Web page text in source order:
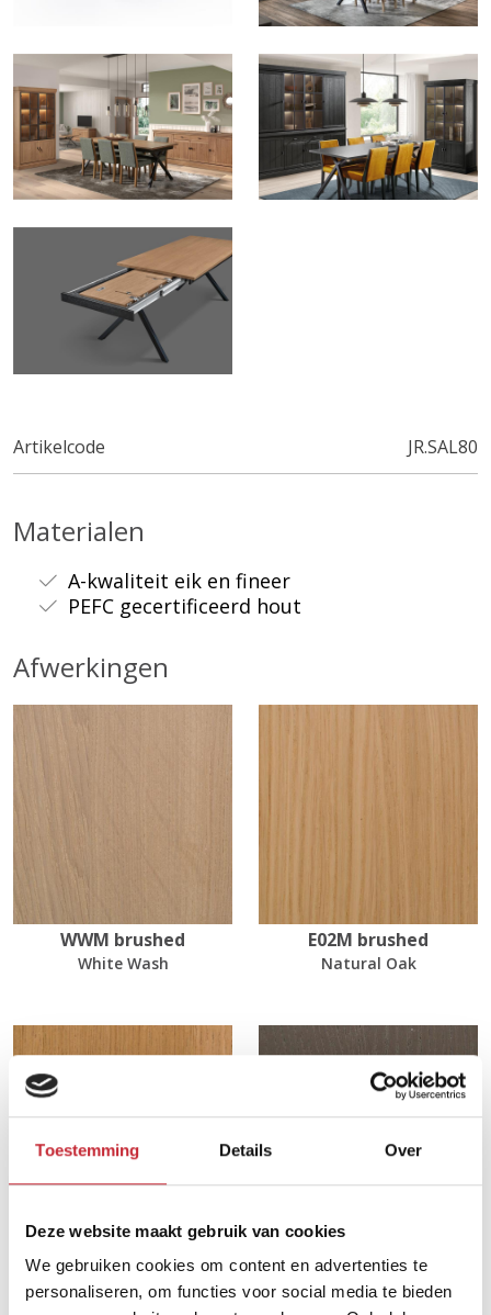
Toestemming Details Over
Deze website maakt gebruik van cookies
We gebruiken cookies om content en advertenties te
personaliseren, om functies voor social media te bieden
Artikelcode JR.SAL80
Materialen
A-kwaliteit eik en fineer
PEFC gecertificeerd hout
Afwerkingen
WWM brushed
White Wash
E02M brushed
Natural Oak
E14M brushed
Cinnamon Oak
EL99 brushed
Black Matt Oak